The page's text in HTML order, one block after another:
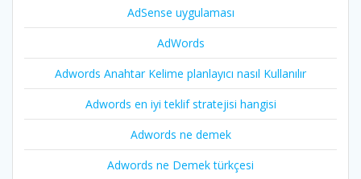
AdSense uygulaması
AdWords
Adwords Anahtar Kelime planlayıcı nasıl Kullanılır
Adwords en iyi teklif stratejisi hangisi
Adwords ne demek
Adwords ne Demek türkçesi